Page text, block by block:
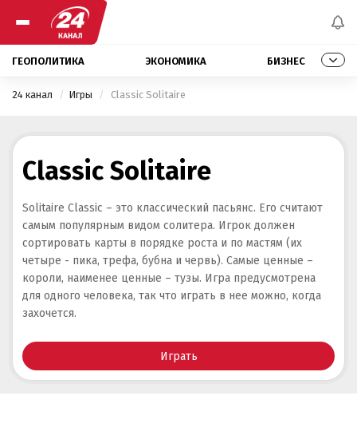
ГЕОПОЛИТИКА ЭКОНОМИКА БИЗНЕС
24 канал Игры Classic Solitaire
Classic Solitaire
Solitaire Classic – это классический пасьянс. Его считают
самым популярным видом солитера. Игрок должен
сортировать карты в порядке роста и по мастям (их
четыре - пика, трефа, бубна и червь). Самые ценные –
короли, наименее ценные – тузы. Игра предусмотрена
для одного человека, так что играть в нее можно, когда
захочется.
Играть